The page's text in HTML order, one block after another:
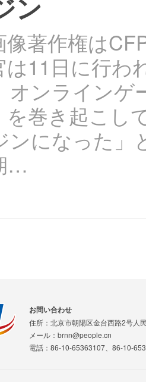
ン
像著作権は
は11日に行わ
オンライン
を巻き起こ
ンになった」
…
お問い合わせ
住所：北京市朝陽区金台西路2号人
メール：brnn@people.cn
電話：86-10-65363107、86-10-